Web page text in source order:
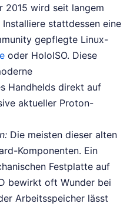
2015 wird seit langem
stattdessen eine
gepflegte Linux-
oder HoloISO. Diese
Handhelds direkt auf
aktueller Proton-
Die meisten dieser alten
Komponenten. Ein
Festplatte auf
bewirkt oft Wunder bei
Arbeitsspeicher lässt